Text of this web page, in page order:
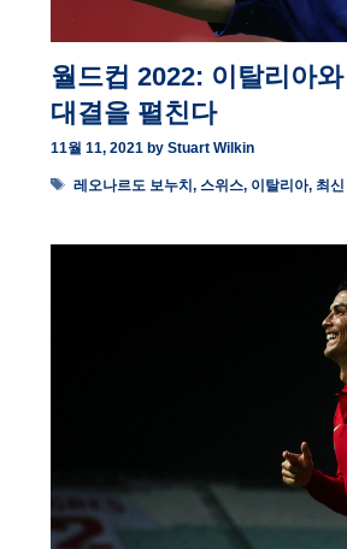
월드컵 2022: 이탈리아
대결을 펼친다
11월 11, 2021 by Stuart Wilkin
Tags
레오나르도 보누치, 스위스, 이탈리아, 최